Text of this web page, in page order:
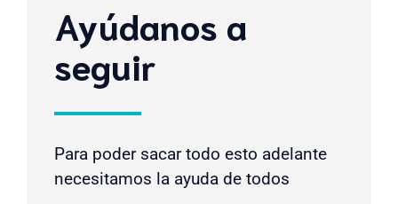
Ayúdanos a
seguir
Para poder sacar todo esto adelante
necesitamos la ayuda de todos